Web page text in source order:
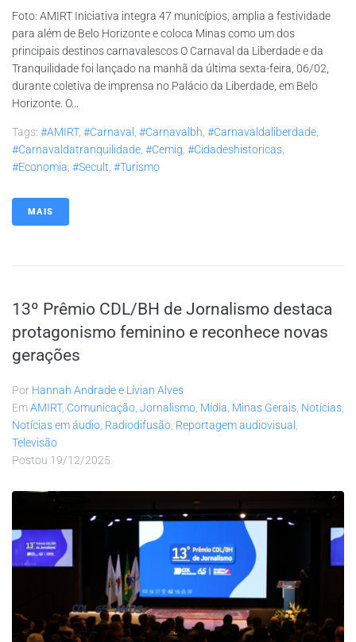
Foto: AMIRT Iniciativa integra 47 municípios, amplia a festividade
para além de Belo Horizonte e coloca Minas como um dos
principais destinos carnavalescos O Carnaval da Liberdade e da
Tranquilidade foi lançado na manhã da última sexta-feira, 06/02,
durante coletiva de imprensa no Palácio da Liberdade, em Belo
Horizonte. O...
Tags: #AMIRT, #carnaval #carnavalbh #carnavaldaliberdade
#carnavaldatranquilidade #Cemig #cidadeshistoricas
#economia #secult #turismo
MAIS
13º Prêmio CDL/BH de Jornalismo destaca
protagonismo feminino e reconhece novas
gerações
Por Hannah Andrade e Lívian Alves
EmAMIRT, Comunicação Jornalismo Mídia Minas Gerais Notícias
Notícias em áudio Radiodifusão Reportagem audiovisual
Televisão
Postou 19/12/2025